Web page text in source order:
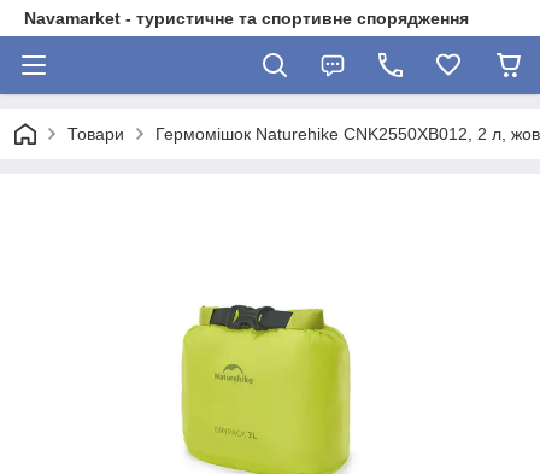
Navamarket - туристичне та спортивне спорядження
Товари Гермомішок Naturehike CNK2550XB012, 2 л,